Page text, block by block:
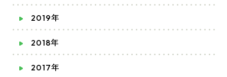
2019年
2018年
2017年